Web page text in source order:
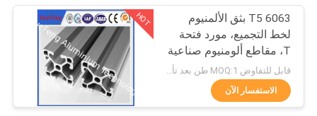
هيكل من الألومنيوم
للطاقة الشمسية
HOT
6063 T5 بثق الألمنيوم
لخط التجميع، مورد فتحة
T، مقاطع ألومنيوم صناعية
الاستفسار الآن